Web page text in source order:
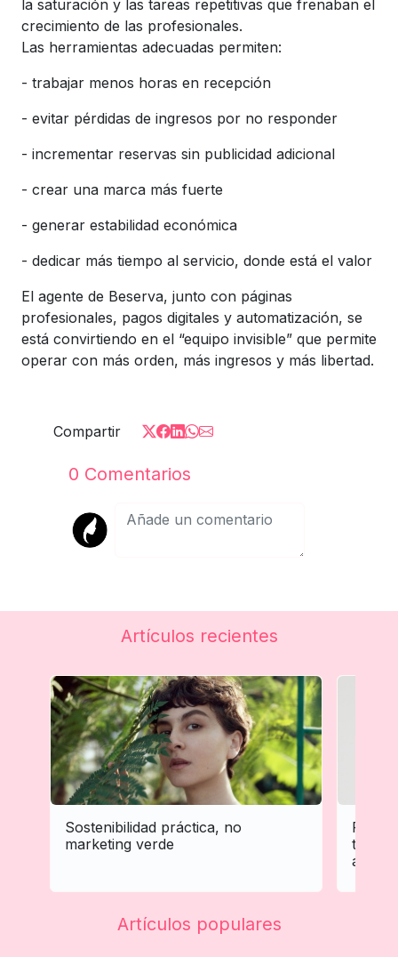
la saturación y las tareas repetitivas que frenaban el
crecimiento de las profesionales.
Las herramientas adecuadas permiten:
- trabajar menos horas en recepción
- evitar pérdidas de ingresos por no responder
- incrementar reservas sin publicidad adicional
- crear una marca más fuerte
- generar estabilidad económica
- dedicar más tiempo al servicio, donde está el valor
El agente de Beserva, junto con páginas
profesionales, pagos digitales y automatización, se
está convirtiendo en el “equipo invisible” que permite
operar con más orden, más ingresos y más libertad.
0 Comentarios
Compartir
Artículos recientes
Sostenibilidad práctica, no
marketing verde
Artículos populares